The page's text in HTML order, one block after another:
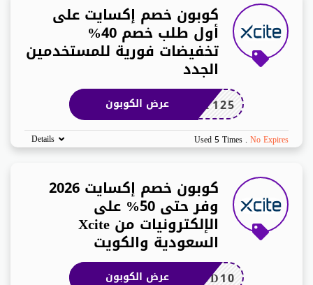
كوبون خصم إكسايت على
أول طلب خصم 40%
تخفيضات فورية للمستخدمين
الجدد
XT125 عرض الكوبون
Used 5 Times . No Expires
Details
كوبون خصم إكسايت 2026
وفر حتى 50% على
الإلكترونيات من Xcite
السعودية والكويت
DD10 عرض الكوبون